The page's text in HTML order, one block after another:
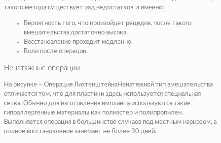
такого метода существует ряд недостатков, а именно:
Вероятность того, что произойдет рецидив, после такого
вмешательства достаточно высока.
Восстановление проходит медленно.
Боли после операции.
Ненатяжные операции
На рисунке – Операция ЛихтенштейнаНенатяжной тип вмешательства
отличается тем, что для пластики здесь используется специальная
сетка. Обычно для изготовления импланта используются такие
гипоаллергенные материалы как полиэстер и полипропилен.
Выполняется операция в большинстве случаев под местным наркозом, а
полное восстановление занимает не более 30 дней.